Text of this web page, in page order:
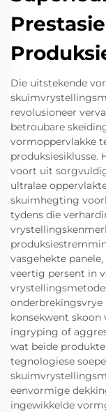
Die uitstekende
revolusioneer
betroubare
vormoppervlakke
produksiesiklusse.
voort uit
ultralae
skuimhegting
tydens die
vasgehekte
veertig persent in
onderbrekingsvrye
konsekwent
ingryping of
wat beide
tegnologiese
eenvormige
ingewikkelde